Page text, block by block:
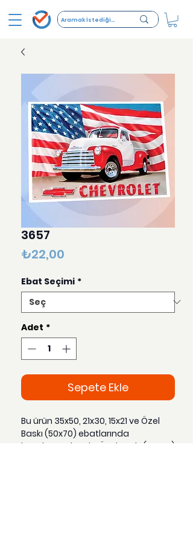
3657
₺22,00
Ebat Seçimi *
Adet *
Sepete Ekle
Bu ürün 35x50, 21x30, 15x21 ve Özel
Baskı (50x70) ebatlarında
hazırlanmaktadır. Özel Baskı (50x70)